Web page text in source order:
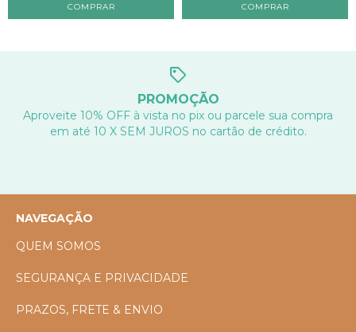
PROMOÇÃO
Aproveite 10% OFF à vista no pix ou parcele sua compra
em até 10 X SEM JUROS no cartão de crédito.
NAVEGAÇÃO
QUEM SOMOS
SEGURANÇA E PRIVACIDADE
PRAZOS, FRETE & ENVIO